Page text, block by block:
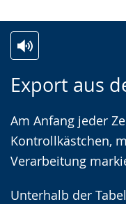
Export aus
Am Anfang jeder
Kontrollkästchen,
Verarbeitung
Unterhalb der
Leichten
wechseln.
Audio-
Video
Deutscher
Gebärdensprache
wird
angezeigt.